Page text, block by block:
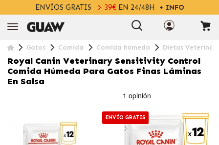
ENVÍOS GRATIS > 39€EN 24/48H + INFO
Gatos Comida Comida húmeda Dietas
Royal Canin Veterinary Sensitivity Control
Comida Húmeda Para Gatos Finas Láminas
En Salsa
ENVÍO GRATIS